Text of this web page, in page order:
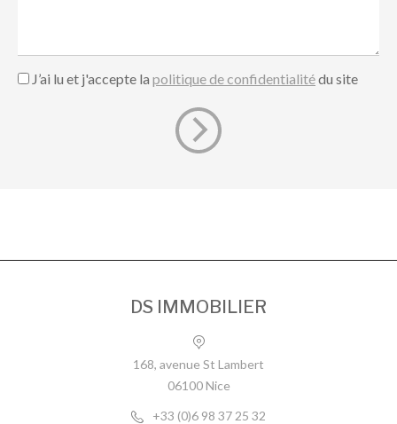
J’ai lu et j'accepte la politique de confidentialitédu site
DS IMMOBILIER
168, avenue St Lambert
06100 Nice
+33 (0)6 98 37 25 32